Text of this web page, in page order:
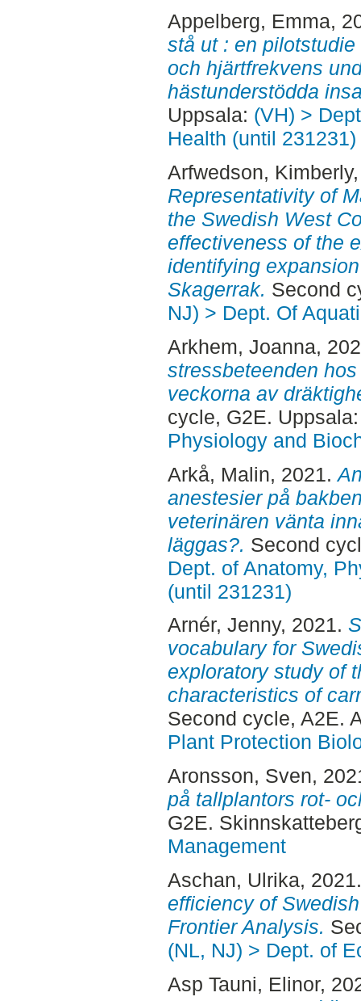
Appelberg, Emma,
stå ut : en
och hjärtfrekvens
hästunderstödda
Uppsala: (VH) >
Health (until 231231)
Arfwedson, Kimberly
Representativity of
the Swedish West
effectiveness of the
identifying
Skagerrak. Second
NJ) > Dept. Of
Arkhem, Joanna,
stressbeteenden
veckorna av
cycle, G2E.
Physiology and
Arkå, Malin, 2021.
anestesier på
veterinären vänta
läggas?. Second
Dept. of Anatomy,
(until 231231)
Arnér, Jenny, 2021.
vocabulary for
exploratory study of
characteristics of
Second cycle, A2E.
Plant Protection
Aronsson, Sven,
på tallplantors rot-
G2E.
Management
Aschan, Ulrika,
efficiency of
Frontier Analysis.
(NL, NJ) > Dept. of
Asp Tauni, Elinor,